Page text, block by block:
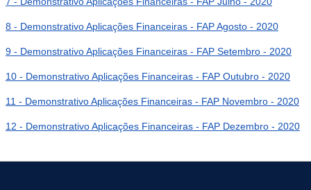
8 - Demonstrativo Aplicações Financeiras - FAP Agosto - 2020
9 - Demonstrativo Aplicações Financeiras - FAP Setembro - 2020
10 - Demonstrativo Aplicações Financeiras - FAP Outubro - 2020
11 - Demonstrativo Aplicações Financeiras - FAP Novembro - 2020
12 - Demonstrativo Aplicações Financeiras - FAP Dezembro - 2020